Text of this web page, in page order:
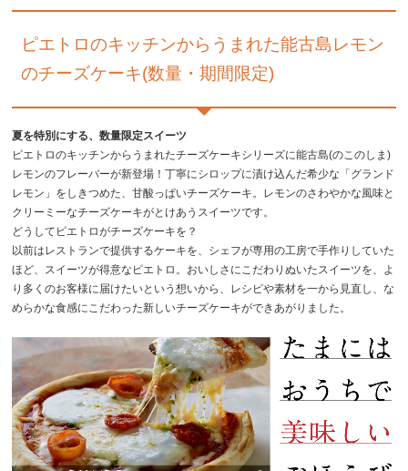
ピエトロのキッチンからうまれた能古島レモン
のチーズケーキ(数量・期間限定)
夏を特別にする、数量限定スイーツ
ピエトロのキッチンからうまれたチーズケーキシリーズに能古島(のこのしま)
レモンのフレーバーが新登場！丁寧にシロップに漬け込んだ希少な「グランド
レモン」をしきつめた、甘酸っぱいチーズケーキ。レモンのさわやかな風味と
クリーミーなチーズケーキがとけあうスイーツです。
どうしてピエトロがチーズケーキを？
以前はレストランで提供するケーキを、シェフが専用の工房で手作りしていた
ほど、スイーツが得意なピエトロ。おいしさにこだわりぬいたスイーツを、よ
り多くのお客様に届けたいという想いから、レシピや素材を一から見直し、な
めらかな食感にこだわった新しいチーズケーキができあがりました。